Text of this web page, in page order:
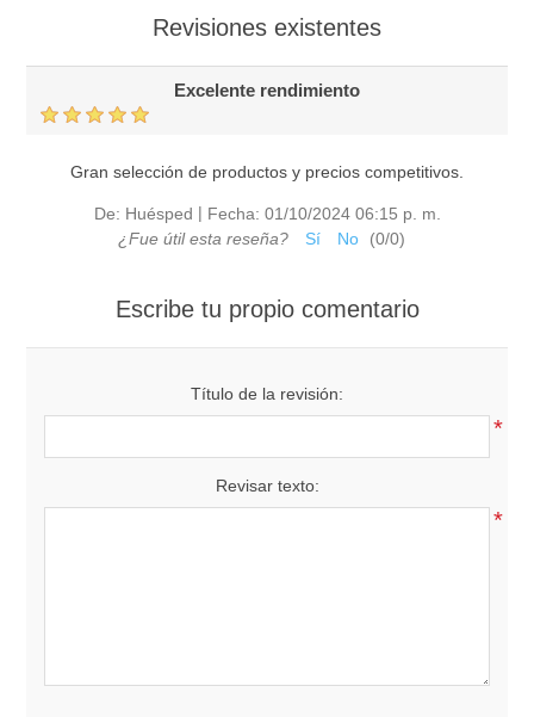
Revisiones existentes
Excelente rendimiento
Gran selección de productos y precios competitivos.
De: Huésped | Fecha: 01/10/2024 06:15 p. m.
¿Fue útil esta reseña?
Sí No (0/0)
Escribe tu propio comentario
Título de la revisión:
*
Revisar texto:
*